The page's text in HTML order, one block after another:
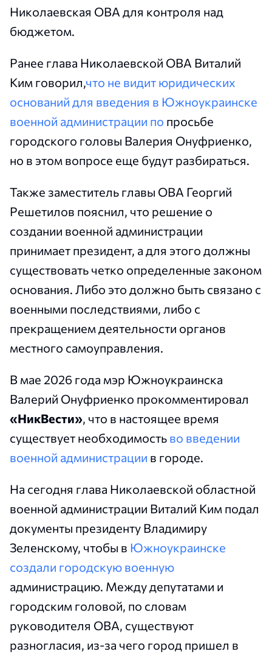
Николаевская ОВА для контроля над
бюджетом.
Ранее глава Николаевской ОВА Виталий
Ким говорил,что не видит юридических
оснований для введения в Южноукраинске
военной администрации по просьбе
городского головы Валерия Онуфриенко,
но в этом вопросе еще будут разбираться.
Также заместитель главы ОВА Георгий
Решетилов пояснил, что решение о
создании военной администрации
принимает президент, а для этого должны
существовать четко определенные законом
основания. Либо это должно быть связано с
военными последствиями, либо с
прекращением деятельности органов
местного самоуправления.
В мае 2026 года мэр Южноукраинска
Валерий Онуфриенко прокомментировал
«НикВести», что в настоящее время
существует необходимость во введении
военной администрации в городе.
На сегодня глава Николаевской областной
военной администрации Виталий Ким подал
документы президенту Владимиру
Зеленскому, чтобы в Южноукраинске
создали городскую военную
администрацию. Между депутатами и
городским головой, по словам
руководителя ОВА, существуют
разногласия, из-за чего город пришел в